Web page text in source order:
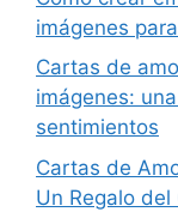
imágenes
Cartas de
imágenes:
sentimientos
Cartas de
Un Regalo del